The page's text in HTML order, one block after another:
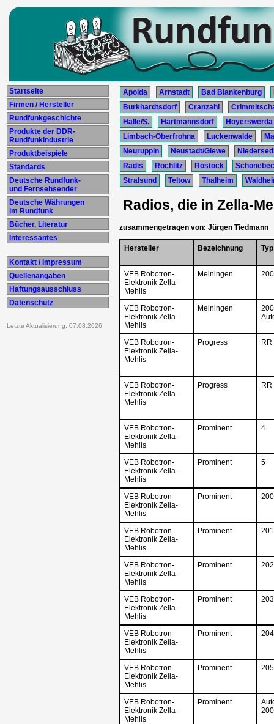
Startseite
Firmen / Hersteller
Rundfunkgeschichte
Produkte der DDR-
Rundfunkindustrie
Produktbeispiele
Standards
Deutsche Rundfunk-
und Fernsehsender
Deutsche Währungen
im Rundfunk
Bücher, Literatur
Interessantes
Kontakt / Impressum
Quellenangaben
Haftungsausschluss
Datenschutz
Letzte Aktualisierung: 07.08.2026
Apolda Arnstadt Bad Blankenburg
Burkhardtsdorf
Cranzahl
Halle/S.
Hartmannsdorf
Hoyerswerda
Limbach-Oberfrohna
Luckenwalde
Neuruppin
Neustadt/Glewe
Radis
Rochlitz Rostock
Stralsund
Teltow Thalheim
Radios, die in Zella-
zusammengetragen von: Jürgen Tiedmann
Hersteller Bezeichnung Typ
VEB Robotron-
Elektronik Zella-
Mehlis
Meiningen 200
VEB Robotron-
Elektronik Zella-
Mehlis
Meiningen
VEB Robotron-
Elektronik Zella-
Mehlis
Progress RR
VEB Robotron-
Elektronik Zella-
Mehlis
Progress RR
VEB Robotron-
Elektronik Zella-
Mehlis
Prominent 4
VEB Robotron-
Elektronik Zella-
Mehlis
Prominent 5
VEB Robotron-
Elektronik Zella-
Mehlis
Prominent 200
VEB Robotron-
Elektronik Zella-
Mehlis
Prominent 201
VEB Robotron-
Elektronik Zella-
Mehlis
Prominent 202
VEB Robotron-
Elektronik Zella-
Mehlis
Prominent 203
VEB Robotron-
Elektronik Zella-
Mehlis
Prominent 204
VEB Robotron-
Elektronik Zella-
Mehlis
Prominent 205
VEB Robotron-
Elektronik Zella-
Mehlis
Prominent